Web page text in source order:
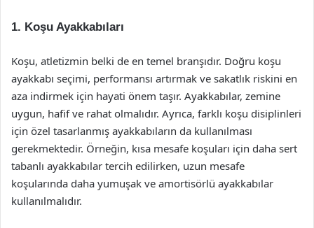
1. Koşu Ayakkabıları
Koşu, atletizmin belki de en temel branşıdır. Doğru koşu
ayakkabı seçimi, performansı artırmak ve sakatlık riskini en
aza indirmek için hayati önem taşır. Ayakkabılar, zemine
uygun, hafif ve rahat olmalıdır. Ayrıca, farklı koşu disiplinleri
için özel tasarlanmış ayakkabıların da kullanılması
gerekmektedir. Örneğin, kısa mesafe koşuları için daha sert
tabanlı ayakkabılar tercih edilirken, uzun mesafe
koşularında daha yumuşak ve amortisörlü ayakkabılar
kullanılmalıdır.